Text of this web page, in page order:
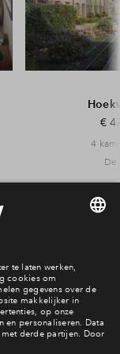
€
4
De